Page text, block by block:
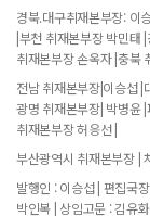
경북.대구취재본부장: 이
|부천 취재본부장 박민태
취재본부장 손옥자 |충북
전남 취재본부장|이승섭 |
광명 취재본부장| 박병윤
취재본부장 허응선 |
부산광역시 취재본부장 |
발행인 : 이승섭 | 편집국
박인복 | 상임고문 : 김유